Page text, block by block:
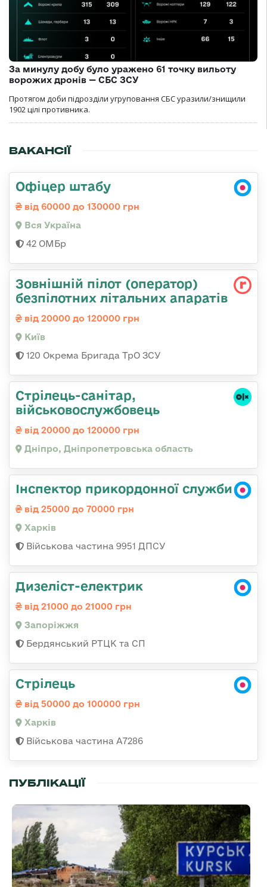
За минулу добу було уражено 61 точку вильоту
ворожих дронів — СБС ЗСУ
Протягом доби підрозділи угруповання СБС уразили/знищили
1902 цілі противника.
ВАКАНСІЇ
Офіцер штабу
від 60000 до 130000 грн
Вся Україна
42 ОМБр
Зовнішній пілот (оператор)
безпілотних літальних апаратів
від 20000 до 120000 грн
Київ
120 Окрема Бригада ТрО ЗСУ
Стрілець-санітар,
військовослужбовець
від 20000 до 120000 грн
Дніпро, Дніпропетровська область
Інспектор прикордонної служби
від 25000 до 70000 грн
Харків
Військова частина 9951 ДПСУ
Дизеліст-електрик
від 21000 до 21000 грн
Запоріжжя
Бердянський РТЦК та СП
Стрілець
від 50000 до 100000 грн
Харків
Військова частина А7286
ПУБЛІКАЦІЇ